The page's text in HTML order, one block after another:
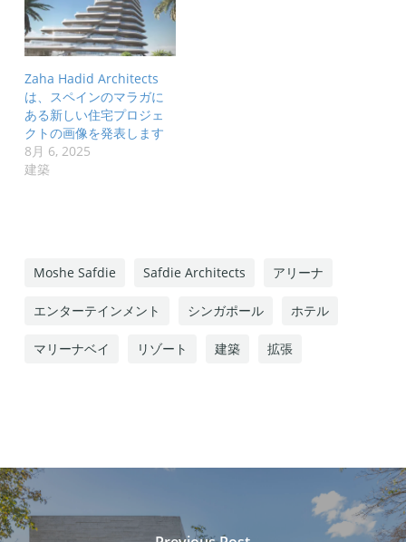
Zaha Hadid Architects
は、スペインのマラガに
ある新しい住宅プロジェ
クトの画像を発表します
8月 6, 2025
建築
Moshe Safdie Safdie Architects アリーナ
エンターテインメント シンガポール ホテル
マリーナベイ リゾート 建築 拡張